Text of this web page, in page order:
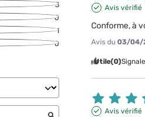
3
0
1
0
Avis vérifié
Conforme, à
Avis du03/04/
Utile(0)
Avis vérifié